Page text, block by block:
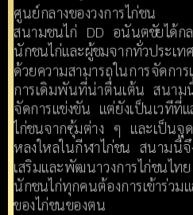
ศูนย์กลางของวงการไก่ชน
สนามชนไก่ DD อนันตชัยได้ก
นักชนไก่และผู้ชมจากทั่วประเท
ด้วยความสามารถในการจัดก
การเดิมพันที่น่าตื่นเต้น สนาม
จัดการแข่งขัน แต่ยังเป็นเวทีที่แ
ไก่ชนจากซุ้มต่าง ๆ และเป็นจุ
หลงใหลในกีฬาไก่ชน สนามนี้
เสริมและพัฒนาวงการไก่ชนไ
นักชนไก่ทุกคนต้องการเข้าร่วม
ของไก่ชนของตน